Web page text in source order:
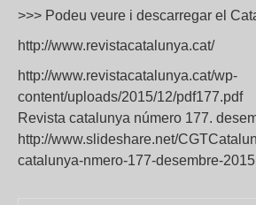
>>> Podeu veure i descarregar el
http://www.revistacatalunya.cat/
http://www.revistacatalunya.cat/wp-
content/uploads/2015/12/pdf177.pdf
Revista catalunya número 177.
http://www.slideshare.net/
catalunya-nmero-177-desembre-2015